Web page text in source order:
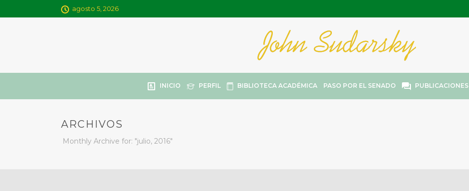
agosto 5, 2026
INICIO PERFIL BIBLIOTECA ACADÉMICA PASO POR EL SENADO PUBLICACIONES
ARCHIVOS
Monthly Archive for: "julio, 2016"